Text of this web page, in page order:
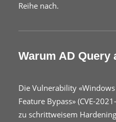
Reihe nach.
Warum AD Query
Die Vulnerability
Feature Bypass» (CVE-
zu schrittweisem